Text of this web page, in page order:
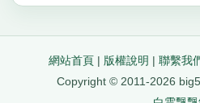
網站首頁 | 版權說明 | 聯繫我
Copyright © 2011-2026